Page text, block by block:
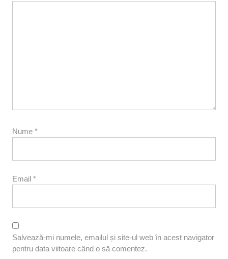
Nume *
Email *
Salvează-mi numele, emailul și site-ul web în acest navigator
pentru data viitoare când o să comentez.